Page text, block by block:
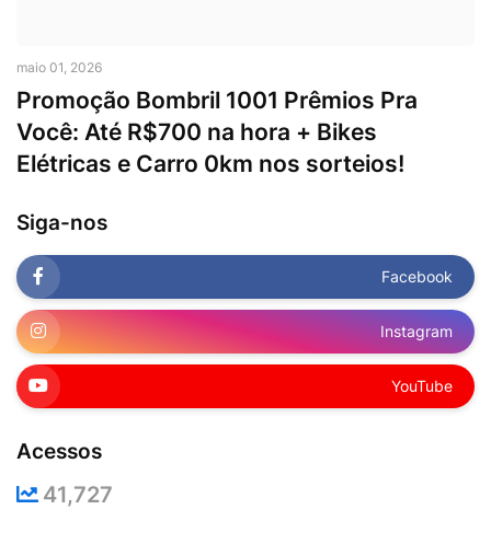
maio 01, 2026
Promoção Bombril 1001 Prêmios Pra
Você: Até R$700 na hora + Bikes
Elétricas e Carro 0km nos sorteios!
Siga-nos
Facebook
Instagram
YouTube
Acessos
41,727